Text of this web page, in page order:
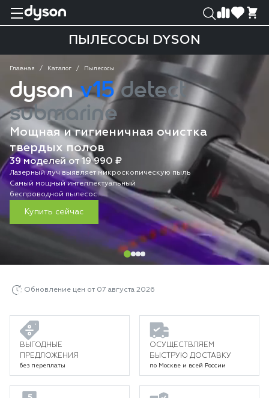
ПЫЛЕСОСЫ DYSON
Главная Каталог Пылесосы
dysonv15 detect
submarine
Мощная и гигиеничная очистка
твердых полов
39 моделей от 19 990 ₽
Лазерный луч выявляет микроскопическую пыль
Самый мощный интеллектуальный
беспроводной пылесос.
Купить сейчас
Обновление цен от 07 августа 2026
ВЫГОДНЫЕ
ПРЕДЛОЖЕНИЯ
без переплаты
ОСУЩЕСТВЛЯЕМ
БЫСТРУЮ ДОСТАВКУ
по Москве и всей России